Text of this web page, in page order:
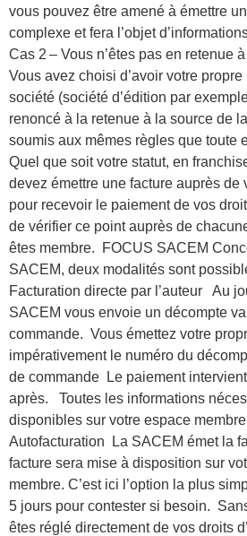
vous pouvez être amené à émettre
complexe et fera l’objet
Cas 2 – Vous n’êtes pas en retenue
Vous avez choisi d’avoir votre propre
société (société d’édition par
renoncé à la retenue à la source de
soumis aux mêmes règles que toute
Quel que soit votre statut, en
devez émettre une facture auprès de
pour recevoir le paiement de vos
de vérifier ce point auprès de
êtes membre. FOCUS SACEM
SACEM, deux modalités sont
Facturation directe par l’auteur Au
SACEM vous envoie un décompte
commande. Vous émettez votre
impérativement le numéro du
de commande Le paiement
après. Toutes les informations
disponibles sur votre espace
Autofacturation La SACEM émet la
facture sera mise à disposition sur
membre. C’est ici l’option la plus
5 jours pour contester si besoin.
êtes réglé directement de vos droits